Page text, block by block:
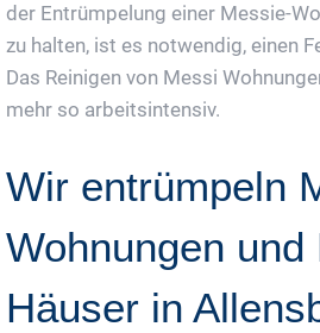
der Entrümpelung einer Messie-
zu halten, ist es notwendig, einen
Das Reinigen von Messi
mehr so arbeitsintensiv.
Wir entrümpeln
Wohnungen und
Häuser in